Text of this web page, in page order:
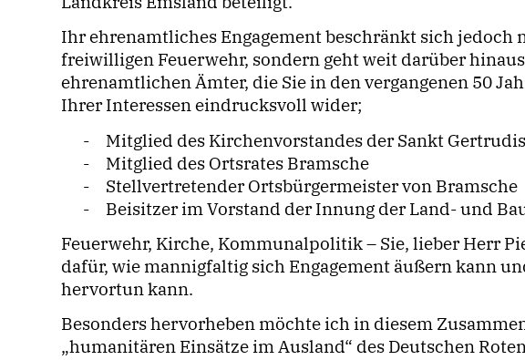
Ihr ehrenamtliches Engagement beschränkt sich
freiwilligen Feuerwehr, sondern geht weit darüber
ehrenamtlichen Ämter, die Sie in den vergangenen 50
Ihrer Interessen eindrucksvoll wider;
-
Mitglied des Kirchenvorstandes der Sankt
-
Mitglied des Ortsrates Bramsche
-
Stellvertretender Ortsbürgermeister von Bramsche
-
Beisitzer im Vorstand der Innung der Land- und
Feuerwehr, Kirche, Kommunalpolitik – Sie, lieber Herr
dafür, wie mannigfaltig sich Engagement äußern kann
hervortun kann.
Besonders hervorheben möchte ich in diesem
humanitären Einsätze im Ausland“ des Deutschen